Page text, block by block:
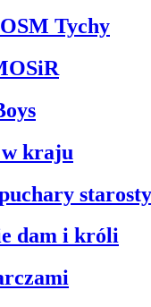
Tychy
w kraju
starosty
dam i króli